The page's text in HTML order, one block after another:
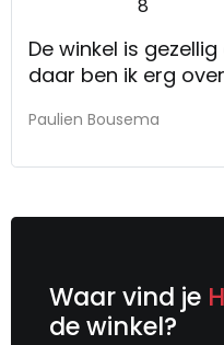
8
De winkel is
daar ben ik erg
Paulien Bousema
Waar vind je
de winkel?